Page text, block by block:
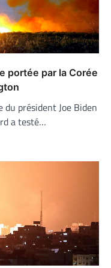
portée par la Corée
du président Joe Biden
a testé…